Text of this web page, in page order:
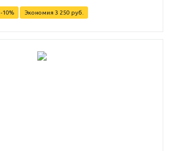
-10% Экономия 3 250 руб.